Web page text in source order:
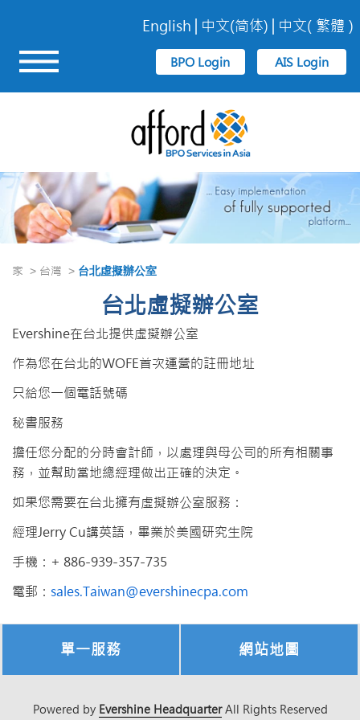
English 中文(简体) 中文( 繁體 )
家 > 台灣 > 台北虛擬辦公室
台北虛擬辦公室
Evershine在台北提供虛擬辦公室
作為您在台北的WOFE首次運營的註冊地址
只給您一個電話號碼
秘書服務
擔任您分配的分時會計師，以處理與母公司的所有相關事
務，並幫助當地總經理做出正確的決定。
如果您需要在台北擁有虛擬辦公室服務：
經理Jerry Cu講英語，畢業於美國研究生院
手機：+ 886-939-357-735
電郵： sales.Taiwan@evershinecpa.com
單一服務 網站地圖
Powered by Evershine HeadquarterAll Rights Reserved